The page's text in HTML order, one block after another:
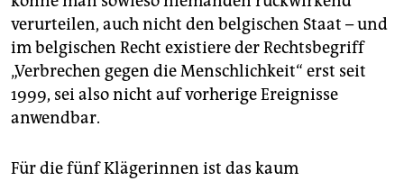
verurteilen, auch nicht den belgischen Staat – und
im belgischen Recht existiere der Rechtsbegriff
„Verbrechen gegen die Menschlichkeit“ erst seit
1999, sei also nicht auf vorherige Ereignisse
anwendbar.
Für die fünf Klägerinnen ist das kaum